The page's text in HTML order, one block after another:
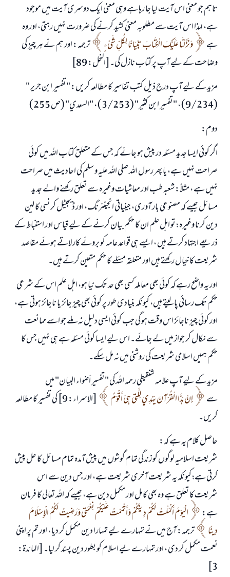
تاہم جو معنی اس آیت لیا جا رہا ہے وہی معنی ایک دوسری آیت میں موجود
ہے، لہذا اس آیت سے مطلوبہ معنی کشید کرنے کی ضرورت نہیں رہتی، اور وہ
ہے
وَنَزَّلْنَا عَلَيْكَ الْكِتَابَ تِبْيَانًا لِكُلِّ شَيْءٍ
ترجمہ: اور ہم نے ہر چیز کی
وضاحت کے لیے آپ پر کتاب نازل کی۔[النحل: 89]
مزید کے لیے آپ درج ذیل کتب تفاسیر کا مطالعہ کریں: "تفسير ابن جرير "
(9/234) ، "تفسير ابن كثير" (3/253) ، "السعدي" (ص 255)
دوم:
اگر کوئی ایسا جدید مسئلہ در پیش ہو جائے کہ جس کے متعلق کتاب اللہ میں کوئی
صراحت نہیں ہے، یا پھر رسول اللہ صلی اللہ علیہ و سلم کی احادیث میں صراحت
نہیں ہے ، مثلاً: شعبہ طب اور معاشیات وغیرہ سے تعلق رکھنے والے جدید
مسائل جیسے کہ مصنوعی بار آوری، جینیاتی انجینئرنگ، اور ڈیجیٹل کرنسی کا لین
دین کرنا وغیرہ ؛ تو اہل علم ان کا حکم بیان کرنے کے لیے قیاس اور استنباط کے
ذریعے اجتہاد کرتے ہیں ، ایسے ہی قواعد عامہ کو بروئے کار لاتے ہوئے مقاصد
شریعت کا خیال رکھتے ہیں اور متعلقہ مسئلے کا حکم متعین کرتے ہیں۔
اور یہ واضح رہے کہ کوئی بھی معاملہ کسی بھی حد تک نیا ہو، اہل علم اس کے شرعی
حکم تک رسائی پا لیتے ہیں، کیونکہ بنیادی طور پر کوئی بھی چیز جائز یا ناجائز ہوتی ہے،
اور کوئی چیز ناجائز اس وقت ہو گی جب کوئی ایسی دلیل نہ ملے جو اسے ممانعت
سے نکال کر جواز میں لے جائے۔ اس لیے ایسا کوئی مسئلہ ہے ہی نہیں جس کا
حکم ہمیں اسلامی شریعت کی روشنی میں نہ مل سکے۔
مزید کے لیے آپ علامہ شنقیطی رحمہ اللہ کی "تفسير أضواء البيان" میں
سے
إِنَّ هَذَا الْقُرْآنَ يَهْدِي لِلَّتِي هِيَ أَقْوَمُ
[الاسراء: 9] کی تفسیر کا مطالعہ
کریں۔
حاصل کلام یہ ہے کہ:
شریعت اسلامیہ لوگوں کو زندگی تمام گوشوں میں پیش آمدہ تمام مسائل کا حل پیش
کرتی ہے؛ کیونکہ یہ شریعت آخری شریعت ہے، اور جس دین سے اس
شریعت کا تعلق ہے وہ بھی کامل اور مکمل دین ہے، جیسے کہ اللہ تعالی کا فرمان
ہے:
الْيَوْمَ أَكْمَلْتُ لَكُمْ دِينَكُمْ وَأَتْمَمْتُ عَلَيْكُمْ نِعْمَتِي وَرَضِيتُ لَكُمُ الْإِسْلَامَ
دِينًا
ترجمہ: آج میں نے تمہارے لیے تمہارا دین مکمل کر دیا ، اور تم پر اپنی
نعمت مکمل کر دی ، اور تمہارے لیے اسلام کو بطور دین پسند کر لیا۔ [المائدۃ:
3]